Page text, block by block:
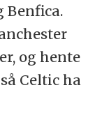
og hente
Celtic ha